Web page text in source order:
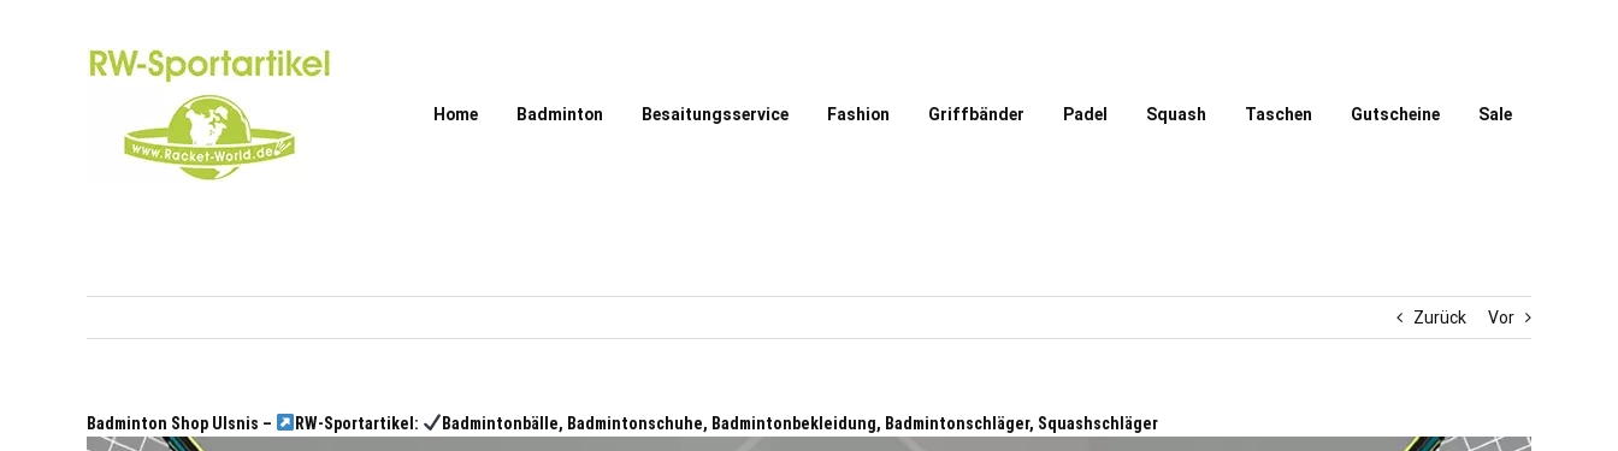
Home Badminton Besaitungsservice Fashion Griffbänder Padel Squash Taschen Gutscheine Sale
Zurück Vor
Badminton Shop Ulsnis – RW-Sportartikel: Badmintonbälle, Badmintonschuhe, Badmintonbekleidung, Badmintonschläger, Squashschläger